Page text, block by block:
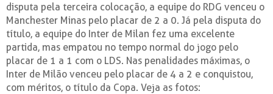
disputa pela terceira colocação, a equipe do RDG venceu o
Manchester Minas pelo placar de 2 a 0. Já pela disputa do
título, a equipe do Inter de Milan fez uma excelente
partida, mas empatou no tempo normal do jogo pelo
placar de 1 a 1 com o LDS. Nas penalidades máximas, o
Inter de Milão venceu pelo placar de 4 a 2 e conquistou,
com méritos, o título da Copa. Veja as fotos: